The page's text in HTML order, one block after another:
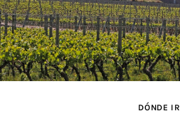
MÚSICA
DÓNDE IR
TENDENCIAS
DÓNDE IR